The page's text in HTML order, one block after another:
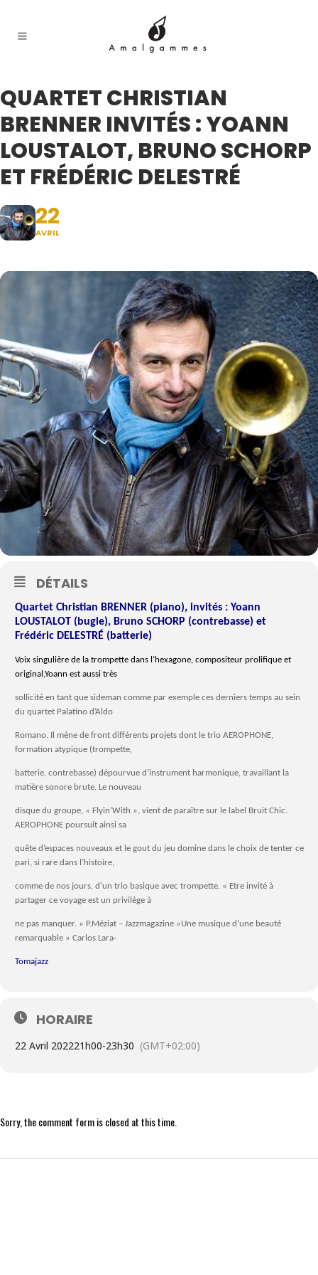
QUARTET CHRISTIAN
BRENNER INVITÉS : YOANN
LOUSTALOT, BRUNO SCHORP
ET FRÉDÉRIC DELESTRÉ
22
AVRIL
DÉTAILS
Quartet Christian BRENNER (piano), invités : Yoann
LOUSTALOT (bugle), Bruno SCHORP (contrebasse) et
Frédéric DELESTRÉ (batterie)
Voix singulière de la trompette dans l‘hexagone, compositeur prolifique et
original,Yoann est aussi très
sollicité en tant que sideman comme par exemple ces derniers temps au sein
du quartet Palatino d’Aldo
Romano. Il mène de front différents projets dont le trio AEROPHONE,
formation atypique (trompette,
batterie, contrebasse) dépourvue d’instrument harmonique, travaillant la
matière sonore brute. Le nouveau
disque du groupe, « Flyin’With », vient de paraître sur le label Bruit Chic.
AEROPHONE poursuit ainsi sa
quête d’espaces nouveaux et le gout du jeu domine dans le choix de tenter ce
pari, si rare dans l’histoire,
comme de nos jours, d’un trio basique avec trompette. « Etre invité à
partager ce voyage est un privilège à
ne pas manquer. » P.Méziat – Jazzmagazine «Une musique d’une beauté
remarquable » Carlos Lara-
Tomajazz
HORAIRE
22 Avril 202221h00-23h30 (GMT+02:00)
Sorry, the comment form is closed at this time.